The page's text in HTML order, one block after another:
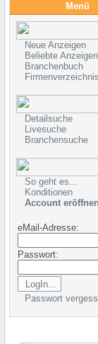
Menü
Neue Anzeigen
Beliebte Anzeigen
Branchenbuch
Firmenverzeichnis
Detailsuche
Livesuche
Branchensuche
So geht es...
Konditionen
Account eröffnen
eMail-Adresse:
Passwort:
Passwort